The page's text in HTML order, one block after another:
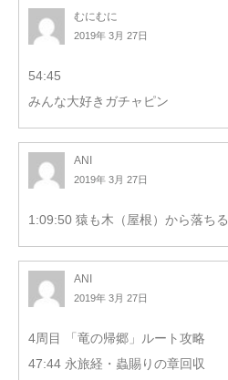
むにむに
2019年 3月 27日
54:45
みんな大好きガチャピン
ANI
2019年 3月 27日
1:09:50 猿も木（屋根）から落ちる
ANI
2019年 3月 27日
4周目 「竜の帰郷」ルート攻略
47:44 永旅経・蟲賜りの章回収